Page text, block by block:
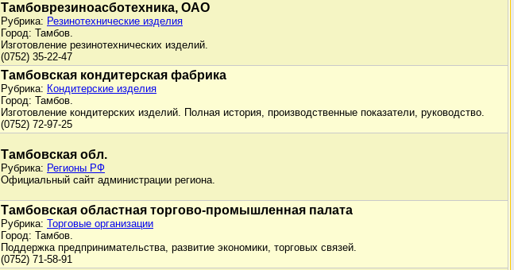
Тамбоврезиноасботехника, ОАО
Рубрика: Резинотехнические изделия
Город: Тамбов.
Изготовление резинотехнических изделий.
(0752) 35-22-47
Тамбовская кондитерская фабрика
Рубрика: Кондитерские изделия
Город: Тамбов.
Изготовление кондитерских изделий. Полная история, производственные показатели, руководство.
(0752) 72-97-25
Тамбовская обл.
Рубрика: Регионы РФ
Официальный сайт администрации региона.
Тамбовская областная торгово-промышленная палата
Рубрика: Торговые организации
Город: Тамбов.
Поддержка предпринимательства, развитие экономики, торговых связей.
(0752) 71-58-91